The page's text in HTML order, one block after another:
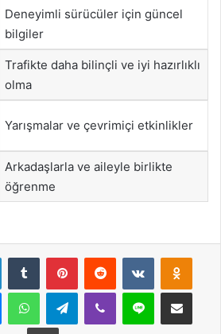
Deneyimli sürücüler için güncel
bilgiler
Trafikte daha bilinçli ve iyi hazırlıklı
olma
Yarışmalar ve çevrimiçi etkinlikler
Arkadaşlarla ve aileyle birlikte
öğrenme
LinkedInTumblr PinterestReddit VKontakte
MessengerWhatsAppTelegramViber Line E-Posta ile
Yazdır